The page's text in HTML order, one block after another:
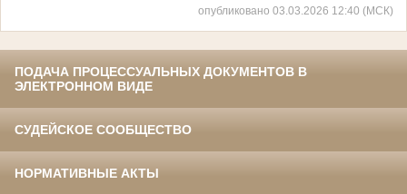
опубликовано 03.03.2026 12:40 (МСК)
ПОДАЧА ПРОЦЕССУАЛЬНЫХ ДОКУМЕНТОВ В
ЭЛЕКТРОННОМ ВИДЕ
СУДЕЙСКОЕ СООБЩЕСТВО
НОРМАТИВНЫЕ АКТЫ